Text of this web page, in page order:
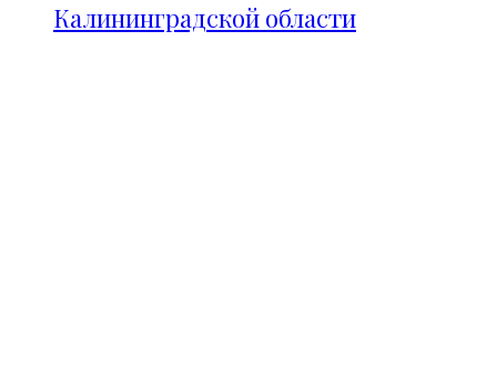
Калининградской области